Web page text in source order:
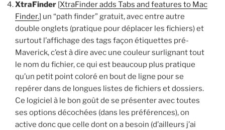
XtraFinder [XtraFinder adds Tabs and features to Mac
Finder.] un “path finder” gratuit, avec entre autre
double onglets (pratique pour déplacer les fichiers) et
surtout l’affichage des tags façon étiquettes pré-
Maverick, c’est à dire avec une couleur surlignant tout
le nom du fichier, ce qui est beaucoup plus pratique
qu’un petit point coloré en bout de ligne pour se
repérer dans de longues listes de fichiers et dossiers.
Ce logiciel à le bon goût de se présenter avec toutes
ses options décochées (dans les préférences), on
active donc que celle dont on a besoin (d’ailleurs j’ai